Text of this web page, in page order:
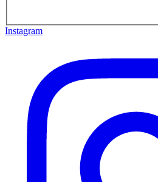
Instagram